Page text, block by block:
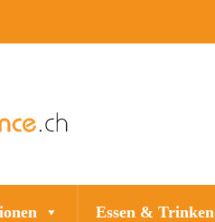
Essen & Trinken